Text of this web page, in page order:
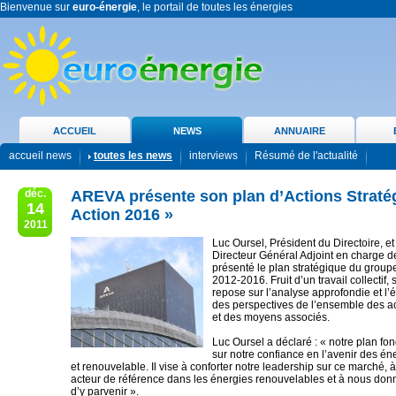
Bienvenue sur euro-énergie, le portail de toutes les énergies
ACCUEIL NEWS ANNUAIRE
accueil news toutes les news interviews Résumé de l'actualité
déc.
14
2011
AREVA présente son plan d’Actions
Action 2016 »
Luc Oursel, Président du Directoire,
Directeur Général Adjoint en charge
présenté le plan stratégique du
2012-2016. Fruit d’un travail collectif,
repose sur l’analyse approfondie et
des perspectives de l’ensemble des
et des moyens associés.
Luc Oursel a déclaré : « notre plan
sur notre confiance en l’avenir des
et renouvelable. Il vise à conforter notre leadership sur ce marché,
acteur de référence dans les énergies renouvelables et à nous
d’y parvenir ».